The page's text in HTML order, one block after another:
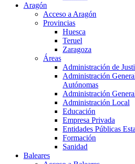
Aragón
Acceso a Aragón
Provincias
Huesca
Teruel
Zaragoza
Áreas
Administración de
Administración
Autónomas
Administración
Administración Local
Educación
Empresa Privada
Entidades Públicas
Formación
Sanidad
Baleares